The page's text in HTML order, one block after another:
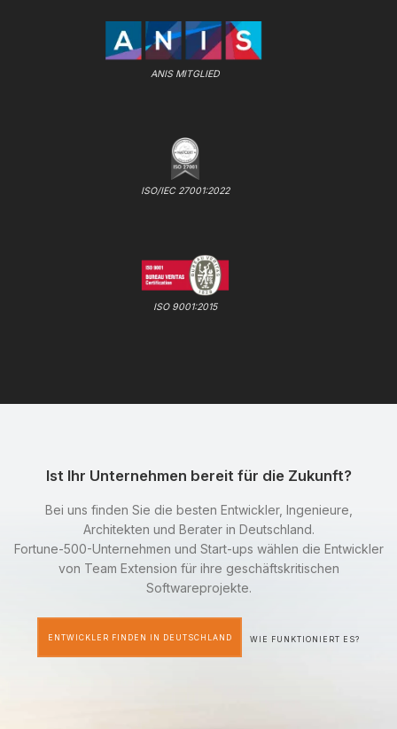
ANIS MITGLIED
ISO/IEC 27001:2022
ISO 9001:2015
Ist Ihr Unternehmen bereit für die Zukunft?
Bei uns finden Sie die besten Entwickler, Ingenieure,
Architekten und Berater in Deutschland.
Fortune-500-Unternehmen und Start-ups wählen die Entwickler
von Team Extension für ihre geschäftskritischen
Softwareprojekte.
ENTWICKLER FINDEN IN DEUTSCHLAND WIE FUNKTIONIERT ES?